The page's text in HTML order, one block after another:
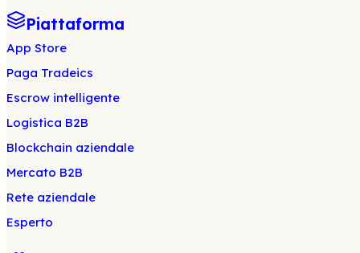
Piattaforma
App Store
Paga Tradeics
Escrow intelligente
Logistica B2B
Blockchain aziendale
Mercato B2B
Rete aziendale
Esperto